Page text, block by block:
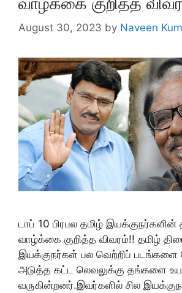
August 30, 2023 by Naveen
டாப் 10 பிரபல தமிழ் இயக்குநர்களின்
வாழ்க்கை குறித்த விவரம்!! தமிழ்
இயக்குநர்கள் பல வெற்றிப் படங்களை
அடுத்த கட்ட லெவலுக்கு தங்களை
வருகின்றனர்.இவர்களில் சில